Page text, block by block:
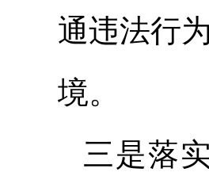
通违法行
境。
三是落